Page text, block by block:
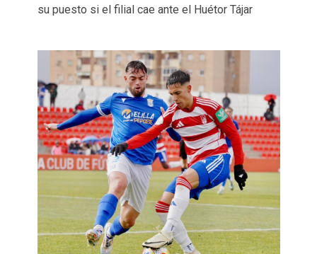
su puesto si el filial cae ante el Huétor Tájar